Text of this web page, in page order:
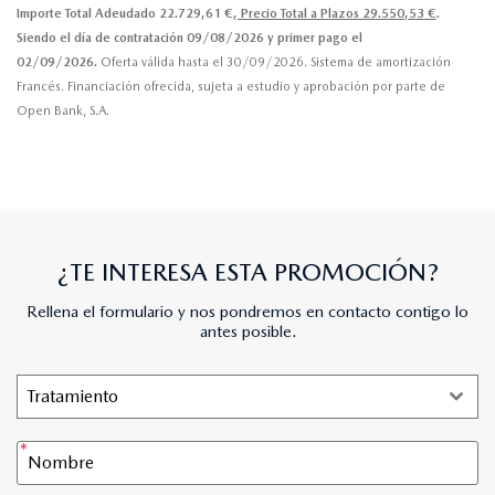
Importe Total Adeudado 22.729,61 €, Precio Total a Plazos 29.550,53 €.
Siendo el día de contratación 09/08/2026 y primer pago el
02/09/2026. Oferta válida hasta el 30/09/2026. Sistema de amortización
Francés. Financiación ofrecida, sujeta a estudio y aprobación por parte de
Open Bank, S.A.
¿TE INTERESA ESTA PROMOCIÓN?
Rellena el formulario y nos pondremos en contacto contigo lo
antes posible.
Tratamiento